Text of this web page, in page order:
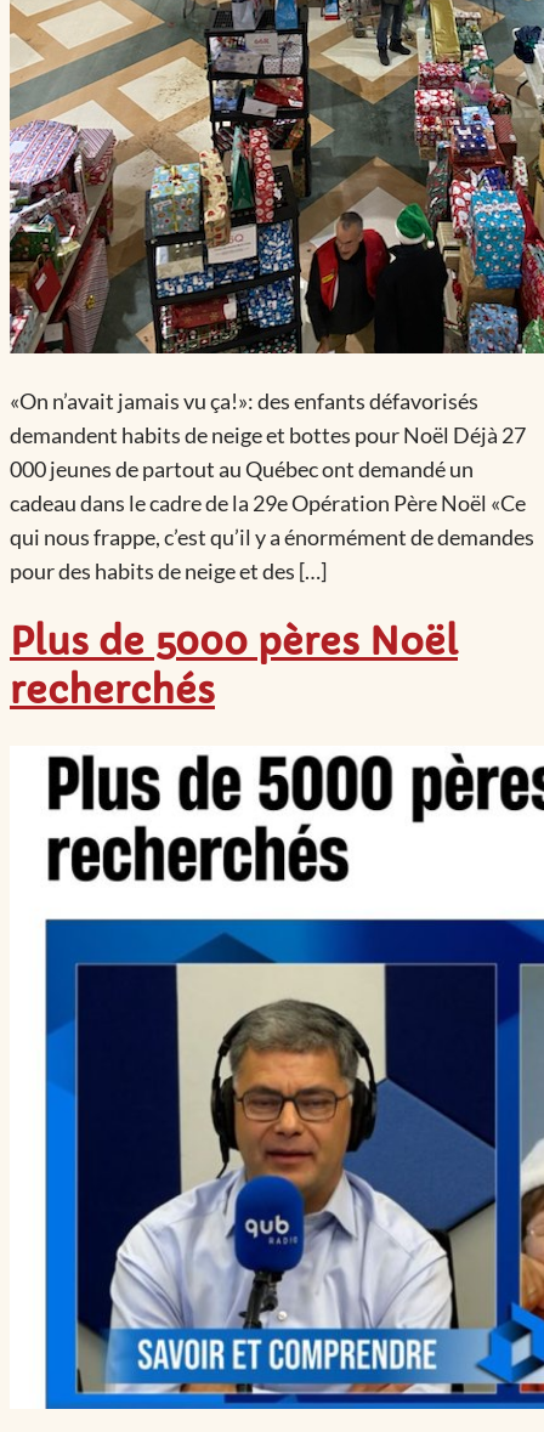
«On n’avait jamais vu ça!»: des enfants défavorisés
demandent habits de neige et bottes pour Noël Déjà 27
000 jeunes de partout au Québec ont demandé un
cadeau dans le cadre de la 29e Opération Père Noël «Ce
qui nous frappe, c’est qu’il y a énormément de demandes
pour des habits de neige et des […]
Plus de 5000 pères Noël
recherchés